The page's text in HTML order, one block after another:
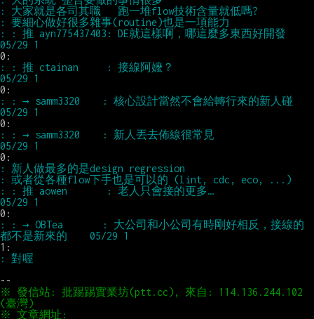
: : 推 ayn775437403: DE就這樣啊，哪這麼多東西好開發
: : 推 ctainan     : 接線阿嬤？
: : → samm3320    : 核心設計當然不會給轉行來的新人碰
: : → samm3320    : 新人丟去佈線很常見
: : 推 aowen       : 老人只會接的更多…
: : → OBTea       : 大公司和小公司有時剛好相反，接線的
※ 發信站: 批踢踢實業坊(ptt.cc), 來自: 114.136.244.102